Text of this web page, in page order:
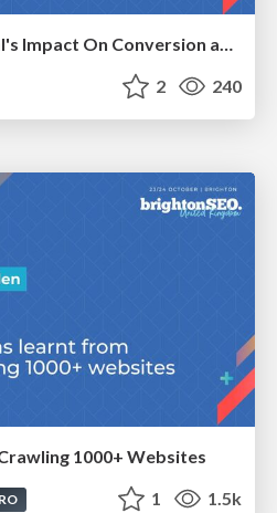
Measuring Dark Social's Impact On Conversion and Attribution
2 240
1000+ Websites
1 1.5k